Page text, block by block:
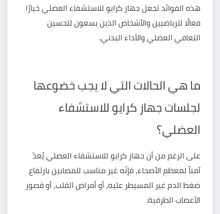
هذه الفوائد تجعل جهاز كرايو للاستشفاء العضلي خيارًا
فعالًا للرياضيين والأشخاص الذين يسعون لتحسين
التعافي العضلي والأداء البدني.
ما هي الحالات التي لا يجب خضوعها
لجلسات جهاز كرايو للاستشفاء
العضلي؟
على الرغم من أن جهاز كرايو للاستشفاء العضلي يُعدّ
آمناً لمعظم الأصحاء، فإنّه غير مناسب للمصابين بارتفاع
ضغط الدم غير المسيطر عليه، أو أمراض القلب، أو قصور
الأعصاب الطرفية.